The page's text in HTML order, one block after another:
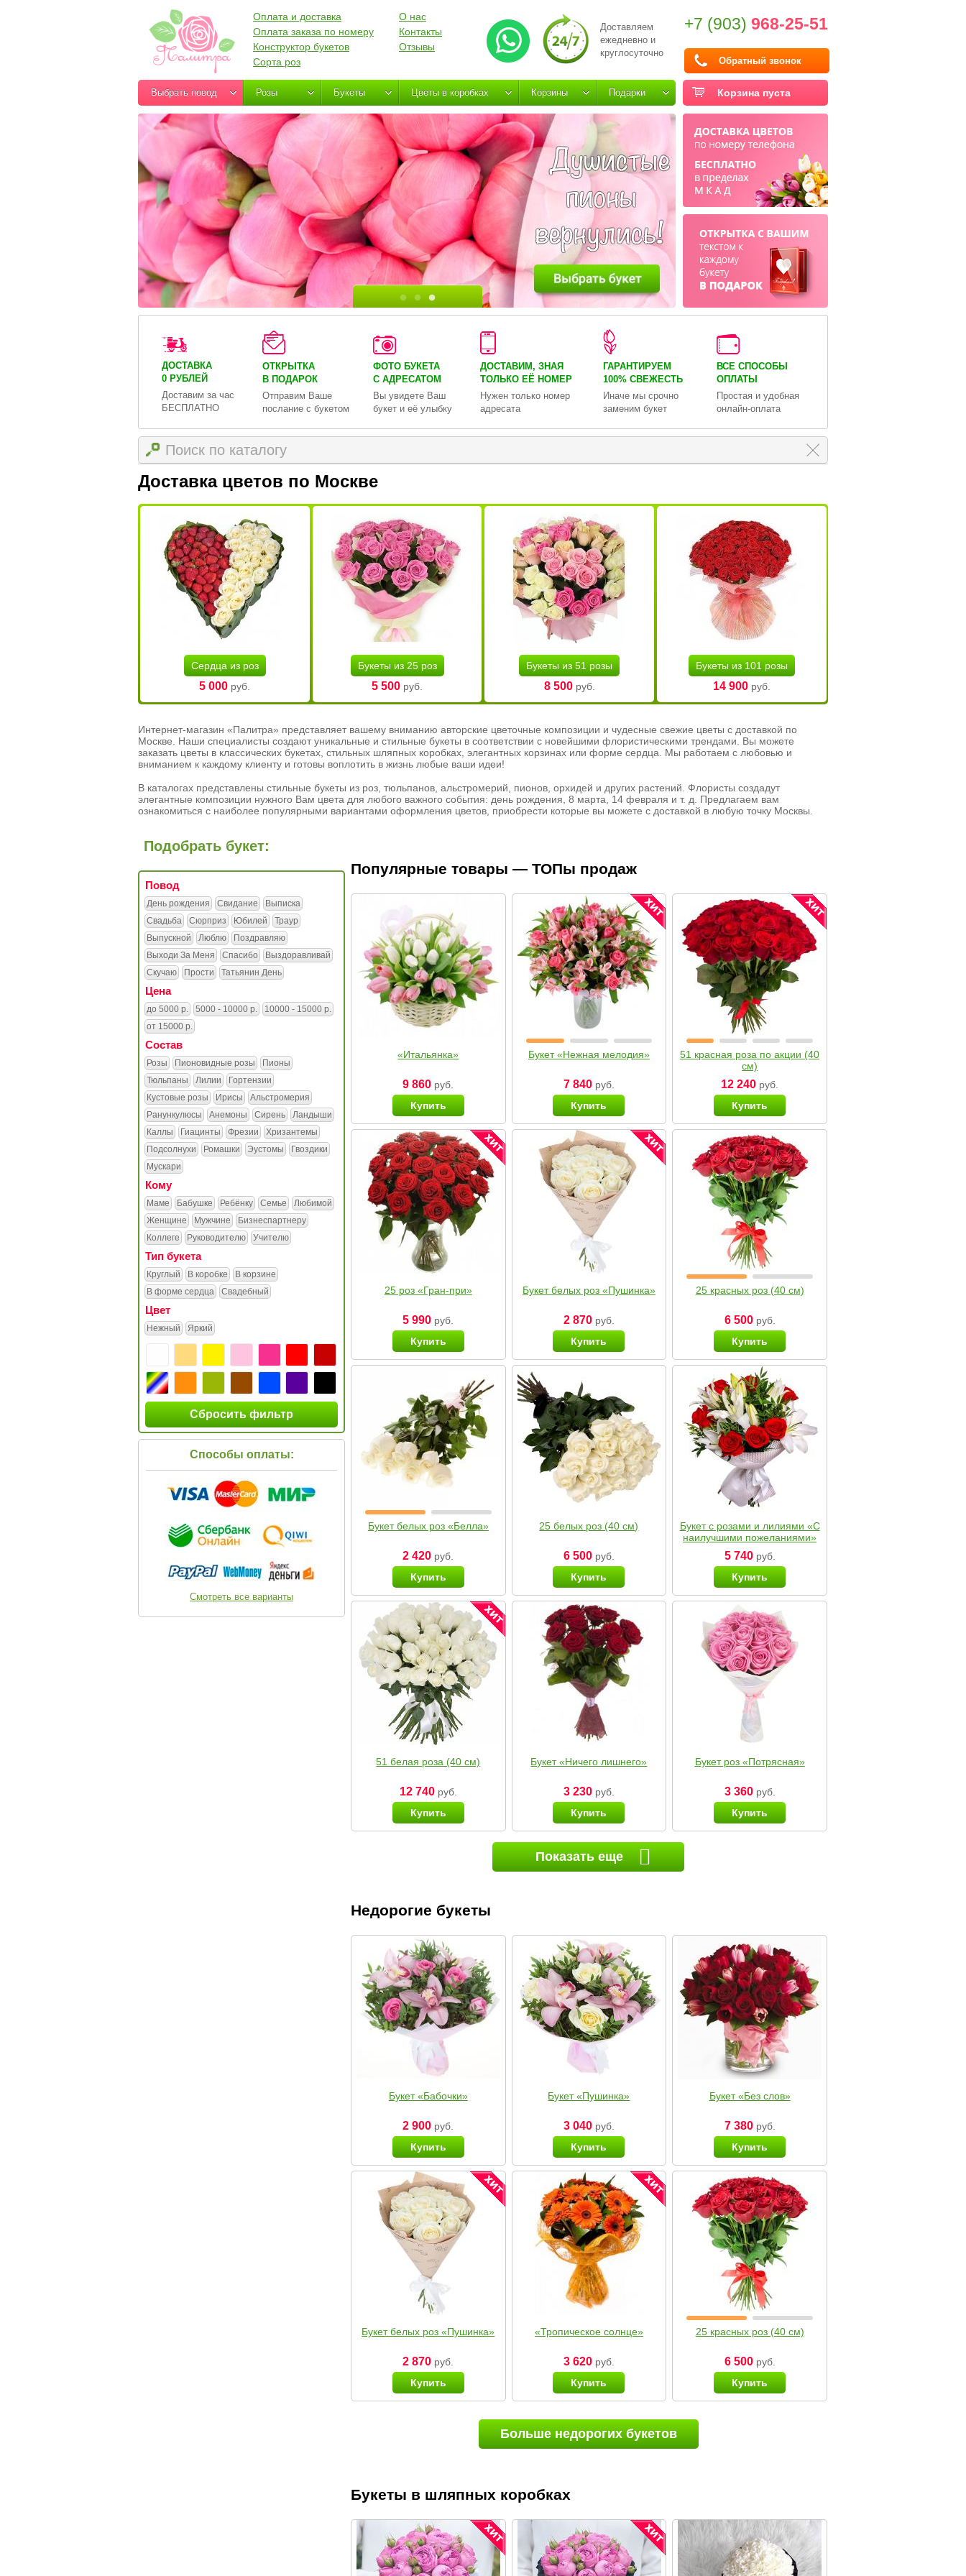
Доставляем
ежедневно и
круглосуточно
+7 (903) 968-25-51
Обратный звонок
Оплата и доставка
Оплата заказа по номеру
Конструктор букетов
Сорта роз
О нас
Контакты
Отзывы
Корзина пуста
Выбрать повод Розы Букеты Цветы в коробках Корзины Подарки
ДОСТАВКА
0 РУБЛЕЙ
Доставим за час
БЕСПЛАТНО
ОТКРЫТКА
В ПОДАРОК
Отправим Ваше
послание с букетом
ФОТО БУКЕТА
С АДРЕСАТОМ
Вы увидете Ваш
букет и её улыбку
ДОСТАВИМ, ЗНАЯ
ТОЛЬКО ЕЁ НОМЕР
Нужен только номер
адресата
ГАРАНТИРУЕМ
100% СВЕЖЕСТЬ
Иначе мы срочно
заменим букет
ВСЕ СПОСОБЫ
ОПЛАТЫ
Простая и удобная
онлайн-оплата
Доставка цветов по Москве
Сердца из роз
5 000 руб.
Букеты из 25 роз
5 500 руб.
Букеты из 51 розы
8 500руб.
Букеты из 101 розы
14 900руб.
Интернет-магазин «Палитра» представляет вашему вниманию авторские цветочные композиции и чудесные свежие цветы с доставкой по
Москве. Наши специалисты создают уникальные и стильные букеты в соответствии с новейшими флористическими трендами. Вы можете
заказать цветы в классических букетах, стильных шляпных коробках, элегантных корзинах или форме сердца. Мы работаем с любовью и
вниманием к каждому клиенту и готовы воплотить в жизнь любые ваши идеи!
В каталогах представлены стильные букеты из роз, тюльпанов, альстромерий, пионов, орхидей и других растений. Флористы создадут
элегантные композиции нужного Вам цвета для любого важного события: день рождения, 8 марта, 14 февраля и т. д. Предлагаем вам
ознакомиться с наиболее популярными вариантами оформления цветов, приобрести которые вы можете с доставкой в любую точку Москвы.
Подобрать букет:
Повод
День рождения Свидание
Выписка
Свадьба
Сюрприз Юбилей
Траур
Выпускной
Люблю
Поздравляю
Выходи За Меня
Спасибо
Выздоравливай
Скучаю
Прости Татьянин День
Цена
до 5000 р. 5000 - 10000 р.
10000 - 15000 р.
от 15000 р.
Состав
Розы Пионовидные розы
Пионы
Тюльпаны
Лилии
Гортензии
Кустовые розы
Ирисы
Альстромерия
Ранункулюсы
Анемоны Сирень
Ландыши
Каллы
Гиацинты Фрезии
Хризантемы
Подсолнухи
Ромашки Эустомы
Гвоздики
Мускари
Кому
Маме Бабушке Ребёнку Семье
Любимой
Женщине
Мужчине
Бизнеспартнеру
Коллеге
Руководителю Учителю
Тип букета
Круглый В коробке
В корзине
В форме сердца
Свадебный
Цвет
Нежный Яркий
Сбросить фильтр
Способы оплаты:
Смотреть все варианты
Популярные товары — ТОПы продаж
«Итальянка»
9 860 руб.
Купить
Букет «Нежная мелодия»
7 840руб.
Купить
51 красная роза по акции (40
см)
12 240 руб.
Купить
25 роз «Гран-при»
5 990 руб.
Купить
Букет белых роз «Пушинка»
2 870руб.
Купить
25 красных роз (40 см)
6 500руб.
Купить
Букет белых роз «Белла»
2 420 руб.
Купить
25 белых роз (40 см)
6 500руб.
Купить
Букет с розами и лилиями «С
наилучшими пожеланиями»
5 740руб.
Купить
51 белая роза (40 см)
12 740руб.
Купить
Букет «Ничего лишнего»
3 230руб.
Купить
Букет роз «Потрясная»
3 360руб.
Купить
Показать еще
Недорогие букеты
Букет «Бабочки»
2 900 руб.
Купить
Букет «Пушинка»
3 040руб.
Купить
Букет «Без слов»
7 380руб.
Купить
Букет белых роз «Пушинка»
2 870 руб.
Купить
«Тропическое солнце»
3 620руб.
Купить
25 красных роз (40 см)
6 500руб.
Купить
Больше недорогих букетов
Букеты в шляпных коробках